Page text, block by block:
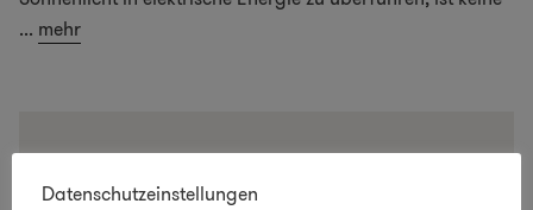
... mehr
Datenschutzeinstellungen